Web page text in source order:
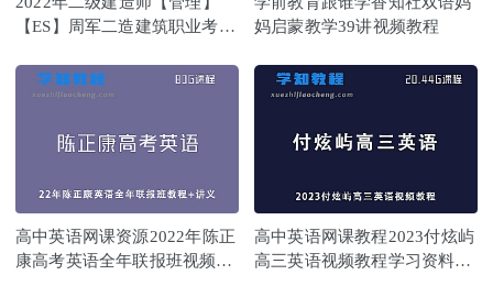
【ES】周军二造建筑职业考证
妈启蒙教学39讲视频教程
高中英语网课资源2022年陈正
康高考英语全年联报班视频教
高中英语网课教程2023付炫屿
高三英语视频教程学习资料下